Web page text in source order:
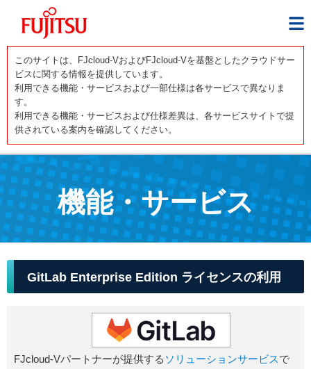
このサイトは、FJcloud-VおよびFJcloud-Vを基盤としたクラウドサー
ビスに関する情報を提供しています。
利用できる機能・サービスおよび一部仕様は各サービスで異なりま
す。
利用できる機能・サービスおよび仕様差異は、各サービスサイトで提
供されている案内を確認してください。
機能・サービス
GitLab Enterprise Edition ライセンスの利用
FJcloud-Vパートナーが提供する ソリューションサービスで